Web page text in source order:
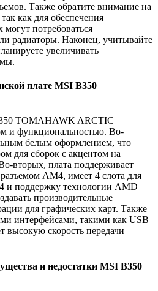
Также обратите внимание на
как для обеспечения
могут потребоваться
радиаторы. Наконец, учитывайте
увеличивать
плате MSI B350
TOMAHAWK ARCTIC
и функциональностью. Во-
белым оформлением, что
для сборок с акцентом на
вторых, плата поддерживает
AM4, имеет 4 слота для
и поддержку технологии AMD
производительные
для графических карт. Также
интерфейсами, такими как USB
высокую скорость передачи
и недостатки MSI B350